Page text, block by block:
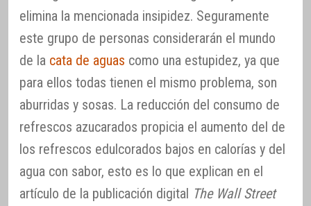
elimina la mencionada insipidez. Seguramente
este grupo de personas considerarán el mundo
de la cata de aguas como una estupidez, ya que
para ellos todas tienen el mismo problema, son
aburridas y sosas. La reducción del consumo de
refrescos azucarados propicia el aumento del de
los refrescos edulcorados bajos en calorías y del
agua con sabor, esto es lo que explican en el
artículo de la publicación digital The Wall Street